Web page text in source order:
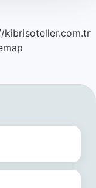
kibrisoteller.com.tr